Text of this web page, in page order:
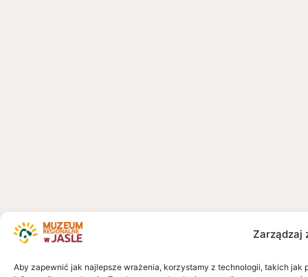
Zarządzaj
Aby zapewnić jak najlepsze wrażenia, korzystamy z technologii, takich